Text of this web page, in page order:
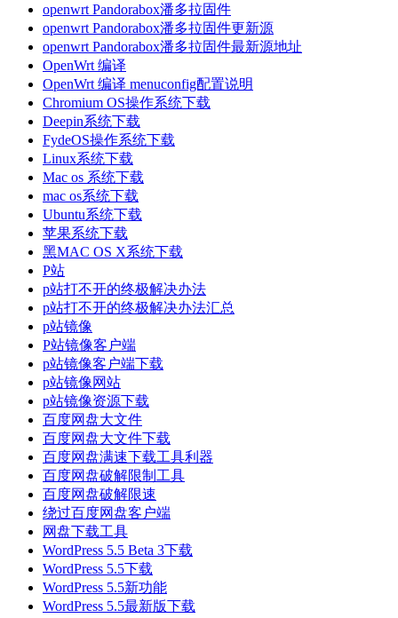
openwrt Pandorabox潘多拉固件
openwrt Pandorabox潘多拉固件更新源
openwrt Pandorabox潘多拉固件最新源地址
OpenWrt 编译
OpenWrt 编译 menuconfig配置说明
Chromium OS操作系统下载
Deepin系统下载
FydeOS操作系统下载
Linux系统下载
Mac os 系统下载
mac os系统下载
Ubuntu系统下载
苹果系统下载
黑MAC OS X系统下载
P站
p站打不开的终极解决办法
p站打不开的终极解决办法汇总
p站镜像
P站镜像客户端
p站镜像客户端下载
p站镜像网站
p站镜像资源下载
百度网盘大文件
百度网盘大文件下载
百度网盘满速下载工具利器
百度网盘破解限制工具
百度网盘破解限速
绕过百度网盘客户端
网盘下载工具
WordPress 5.5 Beta 3下载
WordPress 5.5下载
WordPress 5.5新功能
WordPress 5.5最新版下载